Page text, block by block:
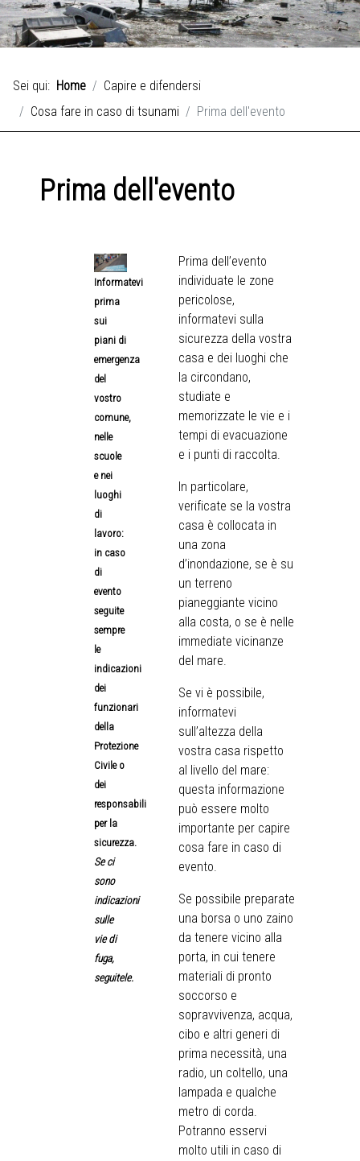
Sei qui: Home
Capire e difendersi
Cosa fare in caso di tsunami
Prima dell'evento
Prima dell'evento
Informatevi
prima
sui
piani di
emergenza
del
vostro
comune,
nelle
scuole
e nei
luoghi
di
lavoro:
in caso
di
evento
seguite
sempre
le
indicazioni
dei
funzionari
della
Protezione
Civile o
dei
responsabili
per la
sicurezza.
Se ci
sono
indicazioni
sulle
vie di
fuga,
seguitele.
Prima dell’evento
individuate le zone
pericolose,
informatevi sulla
sicurezza della vostra
casa e dei luoghi che
la circondano,
studiate e
memorizzate le vie e i
tempi di evacuazione
e i punti di raccolta.
In particolare,
verificate se la vostra
casa è collocata in
una zona
d’inondazione, se è su
un terreno
pianeggiante vicino
alla costa, o se è nelle
immediate vicinanze
del mare.
Se vi è possibile,
informatevi
sull’altezza della
vostra casa rispetto
al livello del mare:
questa informazione
può essere molto
importante per capire
cosa fare in caso di
evento.
Se possibile preparate
una borsa o uno zaino
da tenere vicino alla
porta, in cui tenere
materiali di pronto
soccorso e
sopravvivenza, acqua,
cibo e altri generi di
prima necessità, una
radio, un coltello, una
lampada e qualche
metro di corda.
Potranno esservi
molto utili in caso di